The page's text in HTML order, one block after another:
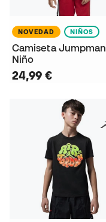
NOVEDAD NIÑOS
Camiseta Jumpman
Niño
24,99 €